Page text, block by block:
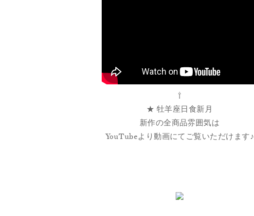
⇧
★ 牡羊座日食新月
新作の全商品雰囲気は
YouTubeより動画にてご覧いただけます♪